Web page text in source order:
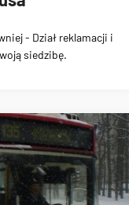
- Dział reklamacji i
siedzibę.